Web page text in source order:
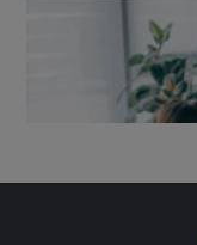
zaměstnavatele